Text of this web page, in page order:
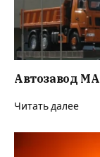
Автозавод
Читать далее